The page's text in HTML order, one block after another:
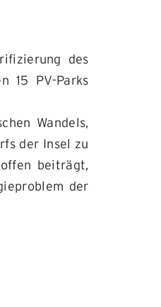
des
15 PV-Parks
Wandels,
der Insel zu
beiträgt,
der